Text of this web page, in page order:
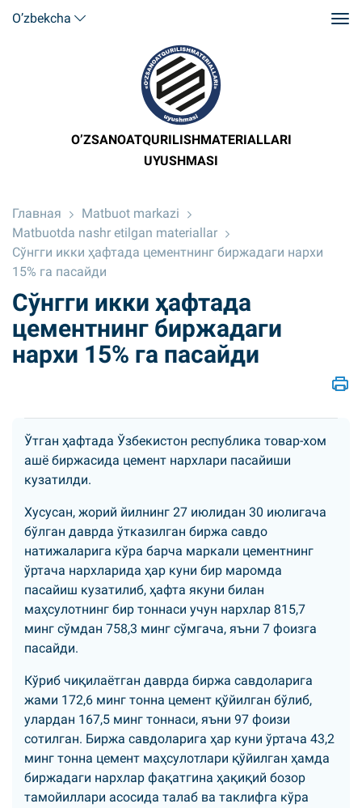
O’zbekcha
O’ZSANOATQURILISHMATERIALLARI
UYUSHMASI
Главная
Matbuot markazi
Matbuotda nashr etilgan materiallar
Сўнгги икки ҳафтада цементнинг биржадаги нархи
15% га пасайди
Сўнгги икки ҳафтада
цементнинг биржадаги
нархи 15% га пасайди
Ўтган ҳафтада Ўзбекистон республика товар-хом
ашё биржасида цемент нархлари пасайиши
кузатилди.
Хусусан, жорий йилнинг 27 июлидан 30 июлигача
бўлган даврда ўтказилган биржа савдо
натижаларига кўра барча маркали цементнинг
ўртача нархларида ҳар куни бир маромда
пасайиш кузатилиб, ҳафта якуни билан
маҳсулотнинг бир тоннаси учун нархлар 815,7
минг сўмдан 758,3 минг сўмгача, яъни 7 фоизга
пасайди.
Кўриб чиқилаётган даврда биржа савдоларига
жами 172,6 минг тонна цемент қўйилган бўлиб,
улардан 167,5 минг тоннаси, яъни 97 фоизи
сотилган. Биржа савдоларига ҳар куни ўртача 43,2
минг тонна цемент маҳсулотлари қўйилган ҳамда
биржадаги нархлар фақатгина ҳақиқий бозор
тамойиллари асосида талаб ва таклифга кўра